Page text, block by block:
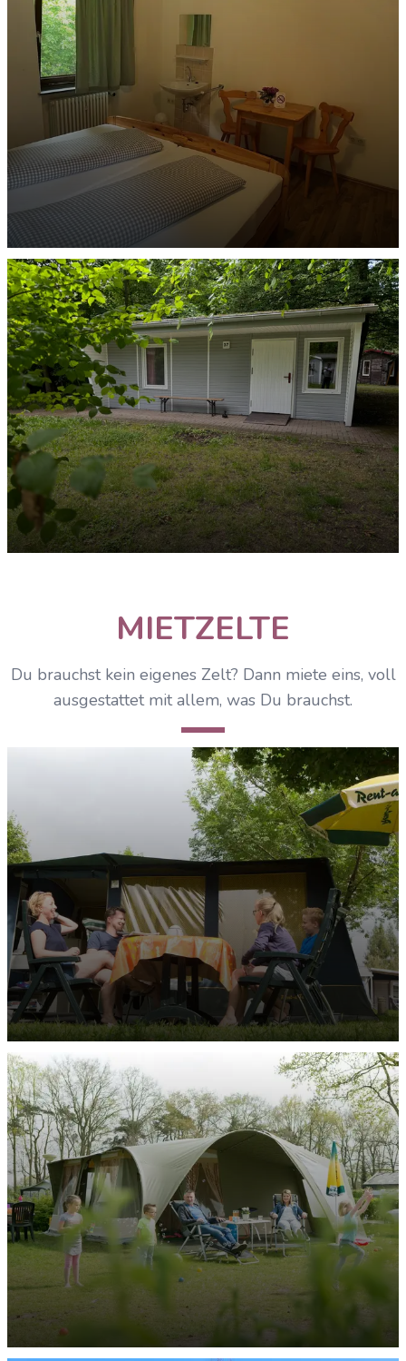
ENTDECKEN
Gästezimmer Viechtach
ENTDECKEN
MIETZELTE
Du brauchst kein eigenes Zelt? Dann miete eins, voll
ausgestattet mit allem, was Du brauchst.
Rent-a-Tent Bungalow-Zelte
ENTDECKEN